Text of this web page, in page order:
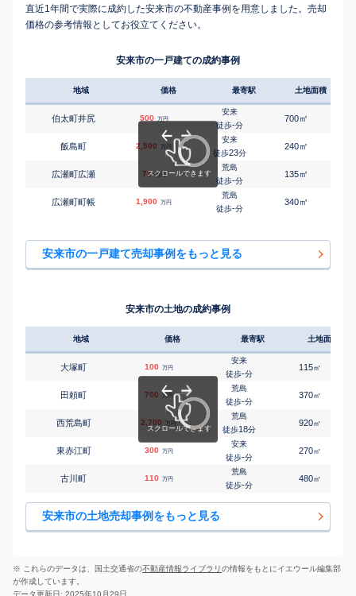
直近1年間で実際に成約した安来市の不動産事例を用意しました。売却
価格の参考情報としてお役立てください。
安来市の一戸建ての成約事例
地域 価格 最寄駅 土地面積
伯太町井尻 500 万円
安来
徒歩-分
700㎡
飯島町 2,500 万円
安来
徒歩23分
240㎡
広瀬町広瀬 72 万円
荒島
徒歩-分
135㎡
広瀬町町帳 1,900 万円
荒島
徒歩-分
340㎡
安来市の一戸建て売却事例をもっと見る
安来市の土地の成約事例
地域 価格 最寄駅 土地面積
大塚町 100 万円
安来
徒歩-分
115㎡
田頼町 700 万円
荒島
徒歩-分
370㎡
西荒島町 2,700 万円
荒島
徒歩18分
920㎡
東赤江町 300 万円
安来
徒歩-分
270㎡
古川町 110 万円
荒島
徒歩-分
480㎡
安来市の土地売却事例をもっと見る
※ これらのデータは、国土交通省の不動産情報ライブラリの情報をもとにイエウール編集部
が作成しています。
データ更新日: 2025年10月29日